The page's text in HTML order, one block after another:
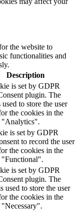
the website to
functionalities and
Description
is set by GDPR
plugin. The
to store the user
the cookies in the
"Analytics".
is set by GDPR
to record the user
the cookies in the
"Functional".
is set by GDPR
plugin. The
used to store the user
the cookies in the